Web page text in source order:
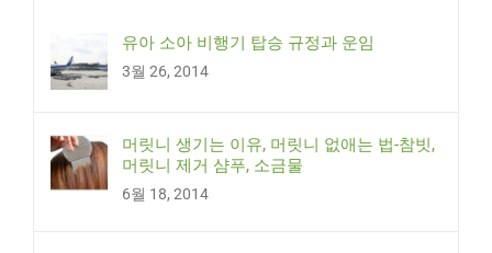
유아 소아 비행기 탑승 규정과 운임
3월 26, 2014
머릿니 생기는 이유, 머릿니 없애는 법-참빗,
머릿니 제거 샴푸, 소금물
6월 18, 2014